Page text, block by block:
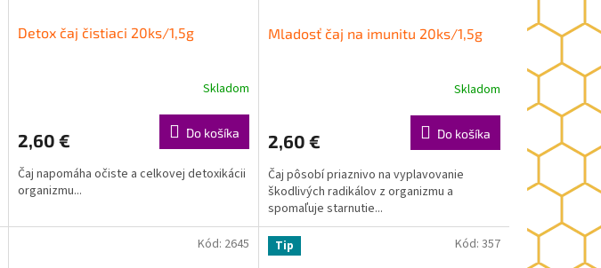
Detox čaj čistiaci 20ks/1,5g
Skladom
2,60 € Do košíka
Čaj napomáha očiste a celkovej detoxikácii
organizmu...
Mladosť čaj na imunitu 20ks/1,5g
Skladom
2,60 € Do košíka
Čaj pôsobí priaznivo na vyplavovanie
škodlivých radikálov z organizmu a
spomaľuje starnutie...
Kód: 2645 Tip Kód: 357